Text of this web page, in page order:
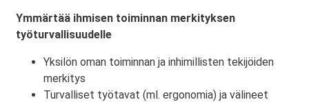
Ymmärtää ihmisen toiminnan merkityksen
työturvallisuudelle
Yksilön oman toiminnan ja inhimillisten tekijöiden
merkitys
Turvalliset työtavat (ml. ergonomia) ja välineet